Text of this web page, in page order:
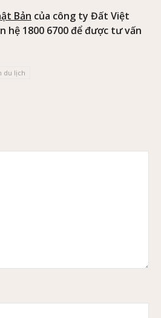
Bản của công ty Đất Việt
hệ 1800 6700 để được tư vấn
du lịch